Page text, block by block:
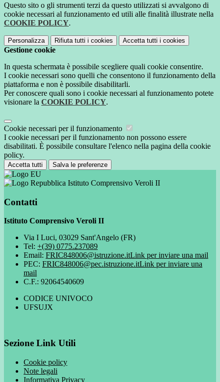
Questo sito o gli strumenti terzi da questo utilizzati si avvalgono di
cookie necessari al funzionamento ed utili alle finalità illustrate nella
COOKIE POLICY.
Personalizza Rifiuta tutti i cookies Accetta tutti i cookies
Gestione cookie
In questa schermata è possibile scegliere quali cookie consentire.
I cookie necessari sono quelli che consentono il funzionamento della
piattaforma e non è possibile disabilitarli.
Per conoscere quali sono i cookie necessari al funzionamento potete
visionare la COOKIE POLICY.
Cookie necessari per il funzionamento
I cookie necessari per il funzionamento non possono essere
disabilitati. È possibile consultare l'elenco nella pagina della cookie
policy.
Accetta tutti Salva le preferenze
Istituto Comprensivo Veroli II
Contatti
Istituto Comprensivo Veroli II
Via I Luci, 03029 Sant'Angelo (FR)
Tel: +(39) 0775.237089
Email: FRIC848006@istruzione.itLink per inviare una mail
PEC: FRIC848006@pec.istruzione.itLink per inviare una
mail
C.F.: 92064540609
CODICE UNIVOCO
UFSUJX
Sezione Link Utili
Cookie policy
Note legali
Informativa Privacy